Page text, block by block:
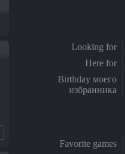
Looking for
Here for
Birthday моего
избранника
Favorite games